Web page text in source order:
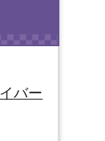
バー